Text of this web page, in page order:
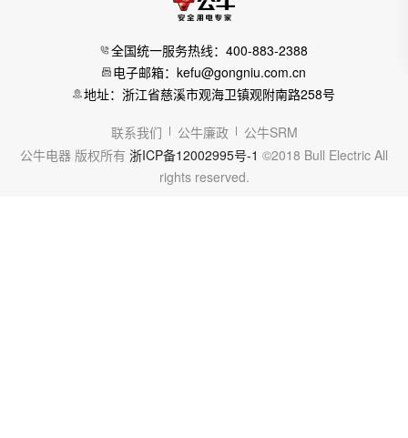
全国统一服务热线：400-883-2388
电子邮箱：kefu@gongniu.com.cn
地址：浙江省慈溪市观海卫镇观附南路258号
联系我们 公牛廉政
公牛SRM
公牛电器 版权所有 浙ICP备12002995号-1 ©2018 Bull Electric All
rights reserved.